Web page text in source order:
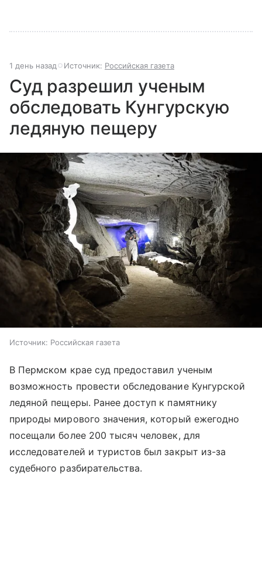
1 день назад Источник: Российская газета
Суд разрешил ученым
обследовать Кунгурскую
ледяную пещеру
Источник: Российская газета
В Пермском крае суд предоставил ученым
возможность провести обследование Кунгурской
ледяной пещеры. Ранее доступ к памятнику
природы мирового значения, который ежегодно
посещали более 200 тысяч человек, для
исследователей и туристов был закрыт из-за
судебного разбирательства.